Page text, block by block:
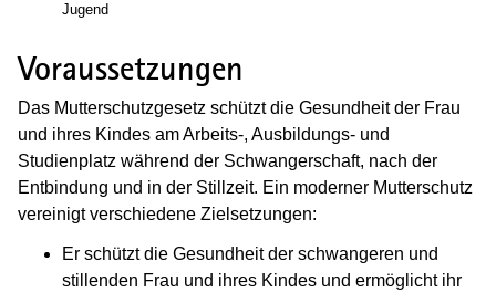
Jugend
Voraussetzungen
Das Mutterschutzgesetz schützt die Gesundheit der Frau
und ihres Kindes am Arbeits-, Ausbildungs- und
Studienplatz während der Schwangerschaft, nach der
Entbindung und in der Stillzeit. Ein moderner Mutterschutz
vereinigt verschiedene Zielsetzungen:
Er schützt die Gesundheit der schwangeren und
stillenden Frau und ihres Kindes und ermöglicht ihr